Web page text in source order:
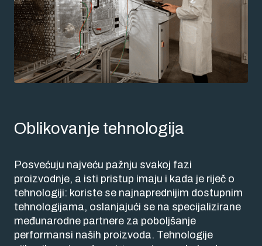
Oblikovanje tehnologija
Posvećuju najveću pažnju svakoj fazi
proizvodnje, a isti pristup imaju i kada je riječ o
tehnologiji: koriste se najnaprednijim dostupnim
tehnologijama, oslanjajući se na specijalizirane
međunarodne partnere za poboljšanje
performansi naših proizvoda. Tehnologije